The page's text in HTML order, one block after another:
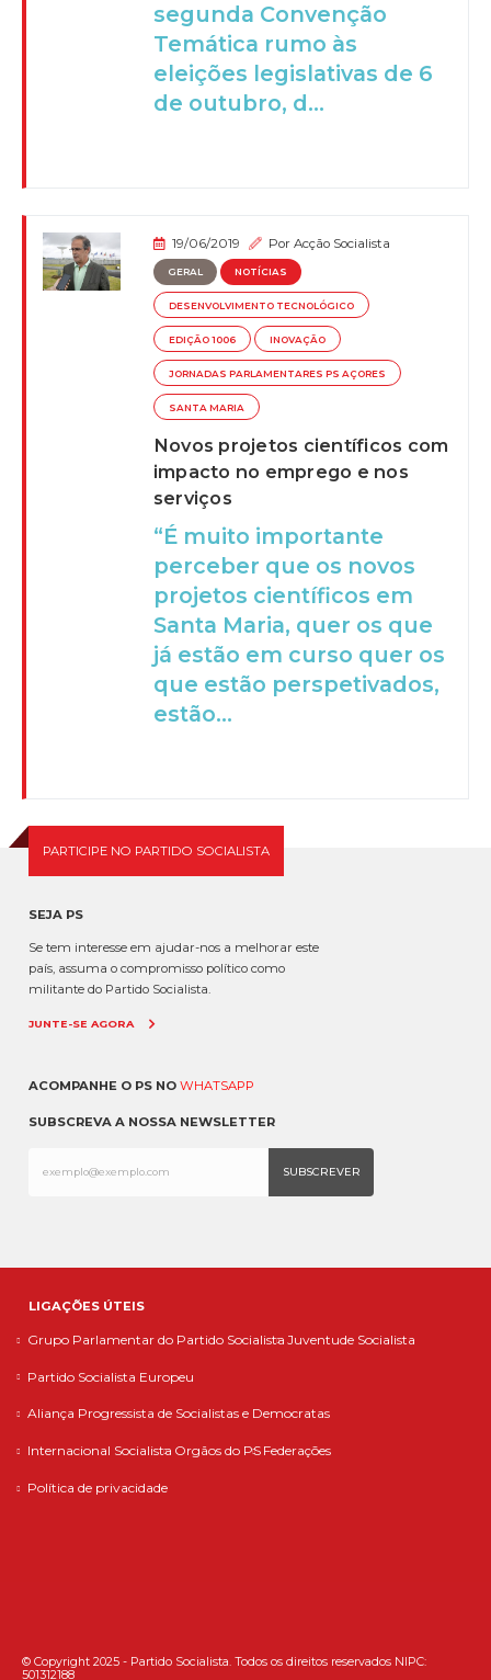
segunda Convenção
Temática rumo às
eleições legislativas de 6
de outubro, d...
19/06/2019 PorAcção Socialista
GERAL NOTÍCIAS
DESENVOLVIMENTO TECNOLÓGICO
EDIÇÃO 1006 INOVAÇÃO
JORNADAS PARLAMENTARES PS AÇORES
SANTA MARIA
Novos projetos científicos com
impacto no emprego e nos
serviços
“É muito importante
perceber que os novos
projetos científicos em
Santa Maria, quer os que
já estão em curso quer os
que estão perspetivados,
estão...
PARTICIPE NO PARTIDO SOCIALISTA
SEJA PS
Se tem interesse em ajudar-nos a melhorar este
país, assuma o compromisso político como
militante do Partido Socialista.
JUNTE-SE AGORA
ACOMPANHE O PS NO WHATSAPP
SUBSCREVA A NOSSA NEWSLETTER
LIGAÇÕES ÚTEIS
Grupo Parlamentar do Partido Socialista Juventude Socialista
Partido Socialista Europeu
Aliança Progressista de Socialistas e Democratas
Internacional Socialista Orgãos do PS Federações
Política de privacidade
© Copyright 2025 - Partido Socialista. Todos os direitos reservados NIPC:
501312188